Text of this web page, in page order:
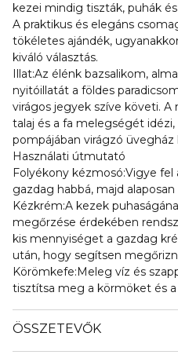
kezei mindig tiszták, puhák
A praktikus és elegáns
tökéletes ajándék,
kiváló választás.
Illat:Az élénk bazsalikom,
nyitóillatát a földes
virágos jegyek szíve követi. A
talaj és a fa melegségét
pompájában virágzó üvegház
Használati útmutató
Folyékony kézmosó:Vigye
gazdag habbá, majd
Kézkrém:A kezek
megőrzése érdekében
kis mennyiséget a gazdag
után, hogy segítsen
Körömkefe:Meleg víz és
tisztítsa meg a körmöket és
ÖSSZETEVŐK